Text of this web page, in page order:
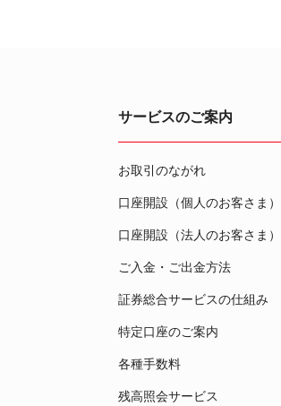
サービスのご案内
お取引のながれ
口座開設（個人のお客さま）
口座開設（法人のお客さま）
ご入金・ご出金方法
証券総合サービスの仕組み
特定口座のご案内
各種手数料
残高照会サービス